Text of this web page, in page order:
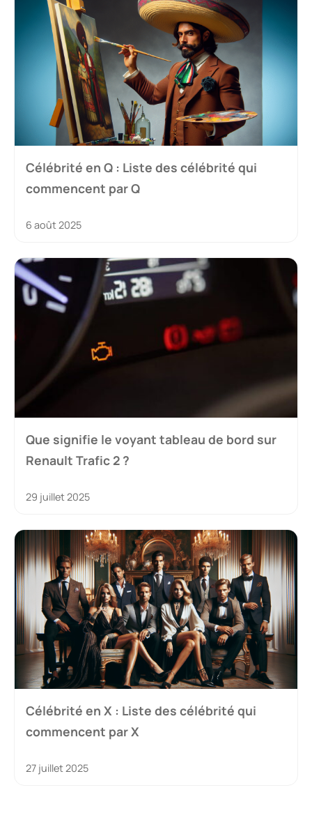
Célébrité en Q : Liste des célébrité qui
commencent par Q
6 août 2025
Que signifie le voyant tableau de bord sur
Renault Trafic 2 ?
29 juillet 2025
Célébrité en X : Liste des célébrité qui
commencent par X
27 juillet 2025